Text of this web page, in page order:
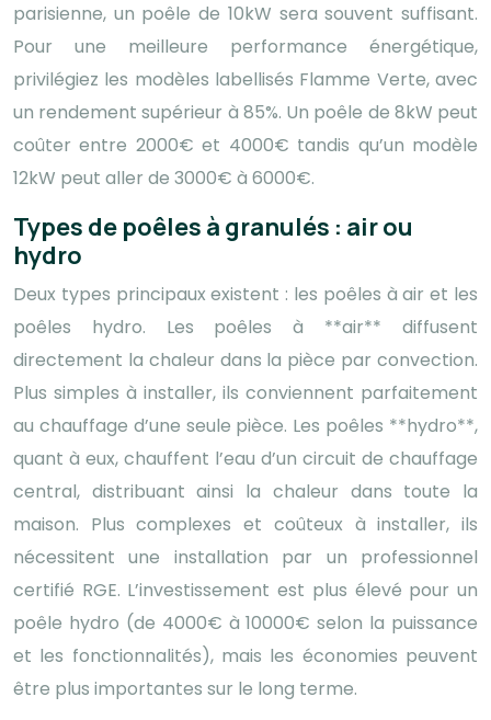
parisienne, un poêle de 10kW sera souvent suffisant.
Pour une meilleure performance énergétique,
privilégiez les modèles labellisés Flamme Verte, avec
un rendement supérieur à 85%. Un poêle de 8kW peut
coûter entre 2000€ et 4000€ tandis qu’un modèle
12kW peut aller de 3000€ à 6000€.
Types de poêles à granulés : air ou
hydro
Deux types principaux existent : les poêles à air et les
poêles hydro. Les poêles à **air** diffusent
directement la chaleur dans la pièce par convection.
Plus simples à installer, ils conviennent parfaitement
au chauffage d’une seule pièce. Les poêles **hydro**,
quant à eux, chauffent l’eau d’un circuit de chauffage
central, distribuant ainsi la chaleur dans toute la
maison. Plus complexes et coûteux à installer, ils
nécessitent une installation par un professionnel
certifié RGE. L’investissement est plus élevé pour un
poêle hydro (de 4000€ à 10000€ selon la puissance
et les fonctionnalités), mais les économies peuvent
être plus importantes sur le long terme.